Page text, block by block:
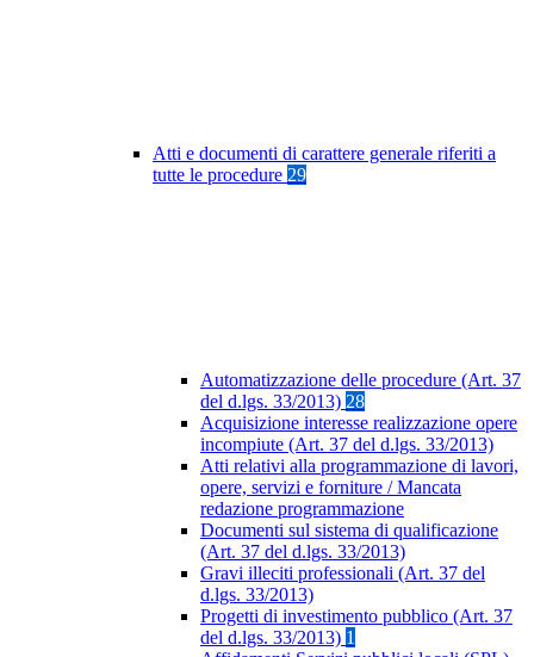
Atti e documenti di carattere generale riferiti a
tutte le procedure 29
Automatizzazione delle procedure (Art. 37
del d.lgs. 33/2013) 28
Acquisizione interesse realizzazione opere
incompiute (Art. 37 del d.lgs. 33/2013)
Atti relativi alla programmazione di lavori,
opere, servizi e forniture / Mancata
redazione programmazione
Documenti sul sistema di qualificazione
(Art. 37 del d.lgs. 33/2013)
Gravi illeciti professionali (Art. 37 del
d.lgs. 33/2013)
Progetti di investimento pubblico (Art. 37
del d.lgs. 33/2013) 1